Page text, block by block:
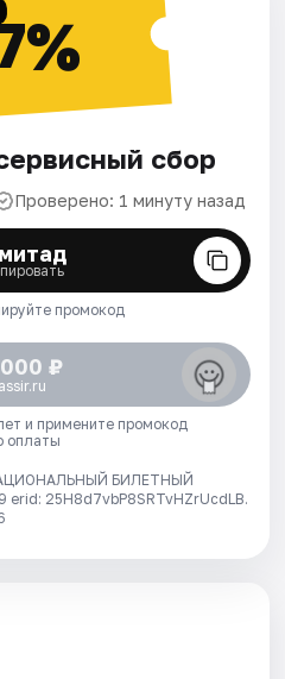
сбор
Проверено: 1 минуту назад
промокод
₽
и примените промокод
оплаты
БИЛЕТНЫЙ
25H8d7vbP8SRTvHZrUcdLB.